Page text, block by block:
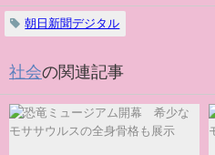
朝日新聞デジタル
社会の関連記事